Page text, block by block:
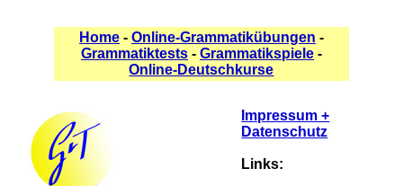
Home- Online-Grammatikübungen -
Grammatiktests- Grammatikspiele-
Online-Deutschkurse
Impressum +
Datenschutz
Links: